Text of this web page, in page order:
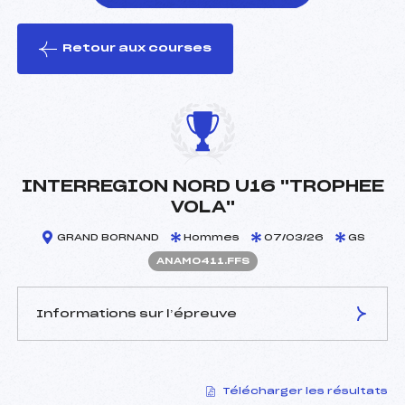
le ski
Retour aux courses
INTERREGION NORD U16 "TROPHEE
VOLA"
GRAND BORNAND Hommes 07/03/26 GS
ANAM0411.FFS
Informations sur l’épreuve
HUDRY CLEMENT (MB)
Télécharger les résultats